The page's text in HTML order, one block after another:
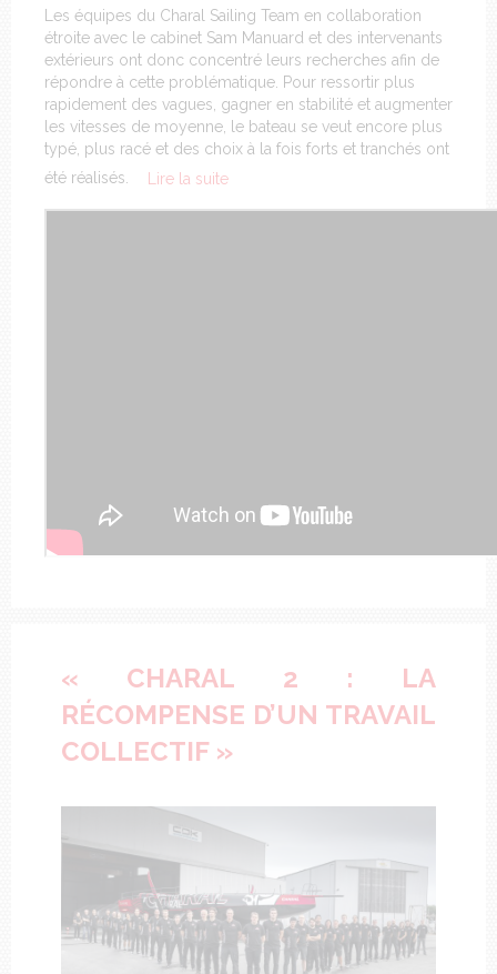
Les équipes du Charal Sailing Team en collaboration
étroite avec le cabinet Sam Manuard et des intervenants
extérieurs ont donc concentré leurs recherches afin de
répondre à cette problématique. Pour ressortir plus
rapidement des vagues, gagner en stabilité et augmenter
les vitesses de moyenne, le bateau se veut encore plus
typé, plus racé et des choix à la fois forts et tranchés ont
été réalisés.
Lire la suite
« CHARAL 2 : LA
RÉCOMPENSE D’UN TRAVAIL
COLLECTIF »